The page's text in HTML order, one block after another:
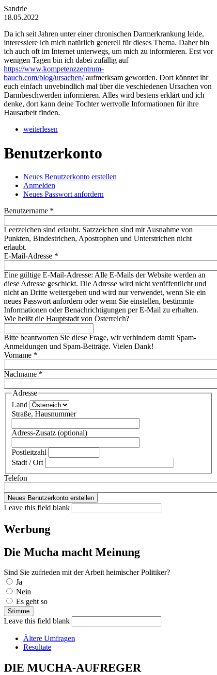
Sandrie
18.05.2022
Da ich seit Jahren unter einer chronischen Darmerkrankung leide,
interessiere ich mich natürlich generell für dieses Thema. Daher bin
ich auch oft im Internet unterwegs, um mich zu informieren. Erst vor
wenigen Tagen bin ich dabei zufällig auf
https://www.kompetenzzentrum-
bauch.com/blog/ursachen/aufmerksam geworden. Dort könntet ihr
euch einfach unvebindlich mal über die veschiedenen Ursachen von
Darmbeschwerden informieren. Alles wird bestens erklärt und ich
denke, dort kann deine Tochter wertvolle Informationen für ihre
Hausarbeit finden.
weiterlesen
Benutzerkonto
Haupt-Reiter
Neues Benutzerkonto erstellen
Anmelden
Neues Passwort anfordern
Benutzername *
Leerzeichen sind erlaubt. Satzzeichen sind mit Ausnahme von
Punkten, Bindestrichen, Apostrophen und Unterstrichen nicht
erlaubt.
E-Mail-Adresse *
Eine gültige E-Mail-Adresse: Alle E-Mails der Website werden an
diese Adresse geschickt. Die Adresse wird nicht veröffentlicht und
nicht an Dritte weitergeben und wird nur verwendet, wenn Sie ein
neues Passwort anfordern oder wenn Sie einstellen, bestimmte
Informationen oder Benachrichtigungen per E-Mail zu erhalten.
Wie heißt die Hauptstadt von Österreich?
Bitte beantworten Sie diese Frage, wir verhindern damit Spam-
Anmeldungen und Spam-Beiträge. Vielen Dank!
Vorname *
Nachname *
Adresse
Land
Straße, Hausnummer
Adress-Zusatz (optional)
Postleitzahl
Stadt / Ort
Telefon
Leave this field blank
Werbung
Die Mucha macht Meinung
Sind Sie zufrieden mit der Arbeit heimischer Politiker?
Auswahlmöglichkeiten
Ja
Nein
Es geht so
Leave this field blank
Ältere Umfragen
Resultate
DIE MUCHA-AUFREGER